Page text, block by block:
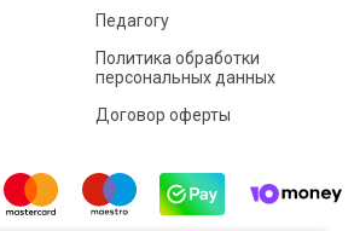
Педагогу
Политика обработки
персональных данных
Договор оферты